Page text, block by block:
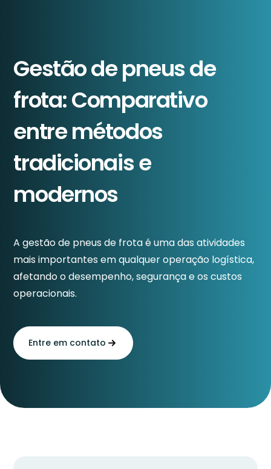
Gestão de pneus de
frota: Comparativo
entre métodos
tradicionais e
modernos
A gestão de pneus de frota é uma das atividades
mais importantes em qualquer operação logística,
afetando o desempenho, segurança e os custos
operacionais.
Entre em contato